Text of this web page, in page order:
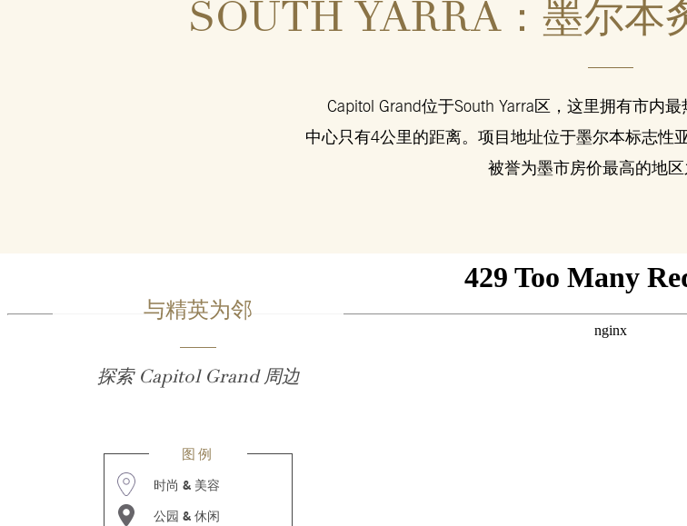
SOUTH YARRA： 墨尔本
Capitol Grand位于South Yarra区，这里拥有市内
中心只有4公里的距离。项目地址位于墨尔本标志性
被誉为墨市房价最高的地区
与精英为邻
探索 Capitol Grand周边
图例
时尚 & 美容
公园 & 休闲